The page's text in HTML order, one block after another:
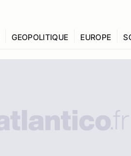
GEOPOLITIQUE EUROPE